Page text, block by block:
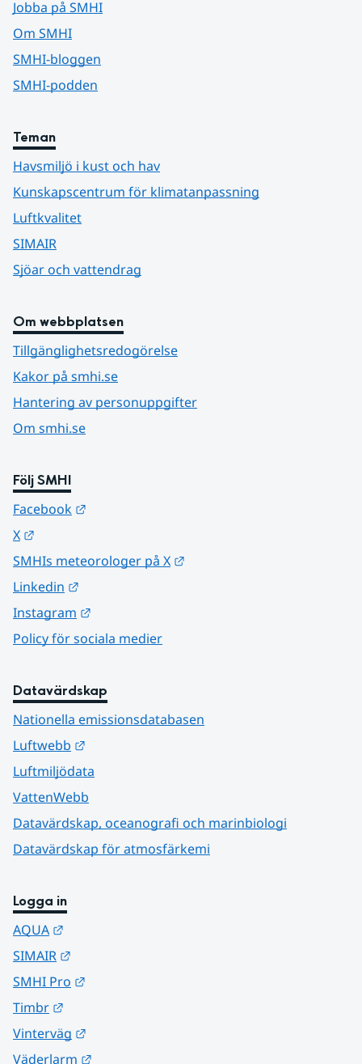
Jobba på SMHI
Om SMHI
SMHI-bloggen
SMHI-podden
Teman
Havsmiljö i kust och hav
Kunskapscentrum för klimatanpassning
Luftkvalitet
SIMAIR
Sjöar och vattendrag
Om webbplatsen
Tillgänglighetsredogörelse
Kakor på smhi.se
Hantering av personuppgifter
Om smhi.se
Följ SMHI
Facebook
X
SMHIs meteorologer på X
Linkedin
Instagram
Policy för sociala medier
Datavärdskap
Nationella emissionsdatabasen
Luftwebb
Luftmiljödata
VattenWebb
Datavärdskap, oceanografi och marinbiologi
Datavärdskap för atmosfärkemi
Logga in
AQUA
SIMAIR
SMHI Pro
Timbr
Vinterväg
Väderlarm